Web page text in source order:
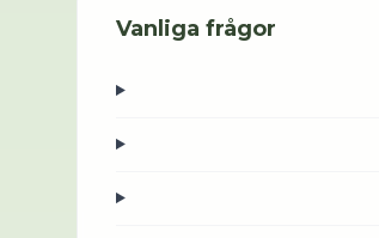
Vanliga frågor